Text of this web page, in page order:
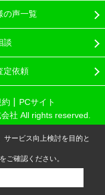
の声一覧
談
定依頼
PCサイト
社 All rights reserved.
サービス向上検討を目的と
をご確認ください。